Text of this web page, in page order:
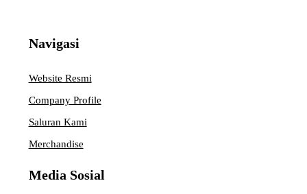
Navigasi
Website Resmi
Company Profile
Saluran Kami
Merchandise
Media Sosial